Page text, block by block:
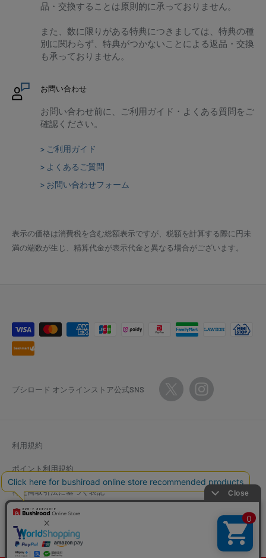
品・交換することは原則的に承っておりません。
また、数に限りがある特典につきましては、特典の種
別に関わらず、特典がつかないことによる返品・交換
も承っておりません。
お問い合わせ
お問い合わせ前に、ご利用ガイド・よくある質問をご
確認ください。
> ご利用ガイド
> よくあるご質問
> お問い合わせフォーム
表示の価格は消費税を含む総額表示ですが、税額を計算する際に円未
満の端数が生じ、精算代金が表示代金と異なる場合がございます。
ブシロード オンラインストア公式SNS
利用規約
ポイント利用規約
特定商取引法に基づく表記
返金ポリシー
個人情報保護方針